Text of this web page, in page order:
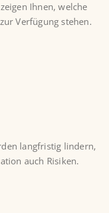
Ihnen, welche
Verfügung stehen.
langfristig lindern,
auch Risiken.